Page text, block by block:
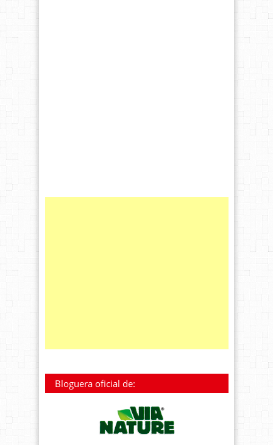
Bloguera oficial de: